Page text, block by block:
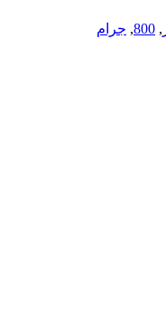
,
800
, جرام